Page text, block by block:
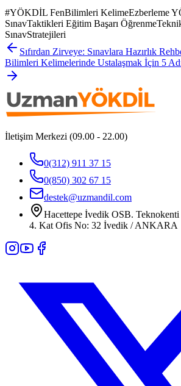
#YÖKDİL FenBilimleri KelimeEzberleme
SınavTaktikleri Eğitim Başarı
SınavStratejileri
Sıfırdan Zirveye: Sınavlara Hazırlık
Bilimleri Kelimelerinde Ustalaşmak İçin 5
İletişim Merkezi (09.00 - 22.00)
0(312) 911 37 15
0(850) 302 67 15
destek@uzmandil.com
Hacettepe İvedik OSB.
4. Kat Ofis No: 32 İvedik / ANKARA